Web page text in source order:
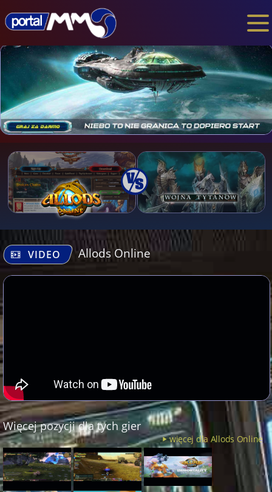
VIDEO Allods Online
Więcej pozycji dla tych gier
więcej dla Allods Online